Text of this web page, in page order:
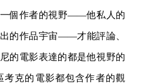
個作者的視野——他私人的
的作品宇宙——才能評論、
的電影表達的都是他視野的
考克的電影都包含作者的觀